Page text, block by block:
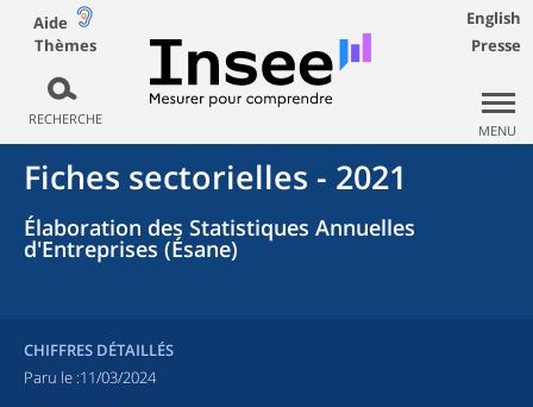
Aide
Thèmes
RECHERCHE
English
Presse
MENU
Fiches sectorielles - 2021
Élaboration des Statistiques Annuelles
d'Entreprises (Ésane)
CHIFFRES DÉTAILLÉS
Paru le :11/03/2024